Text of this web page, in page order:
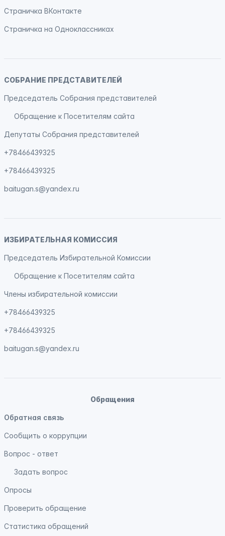
Страничка ВКонтакте
Страничка на Одноклассниках
СОБРАНИЕ ПРЕДСТАВИТЕЛЕЙ
Председатель Собрания представителей
Обращение к Посетителям сайта
Депутаты Собрания представителей
+78466439325
+78466439325
baitugan.s@yandex.ru
ИЗБИРАТЕЛЬНАЯ КОМИССИЯ
Председатель Избирательной Комиссии
Обращение к Посетителям сайта
Члены избирательной комиссии
+78466439325
+78466439325
baitugan.s@yandex.ru
Обращения
Обратная связь
Сообщить о коррупции
Вопрос - ответ
Задать вопрос
Опросы
Проверить обращение
Статистика обращений